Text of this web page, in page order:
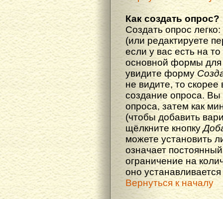
Как создать опрос?
Создать опрос
(или редактируете
если у вас есть на
основной формы
увидите форму
не видите, то скорее
создание опроса.
опроса, затем как
(чтобы добавить
щёлкните кнопку
можете установить
означает
ограничение на
оно
Вернуться к началу